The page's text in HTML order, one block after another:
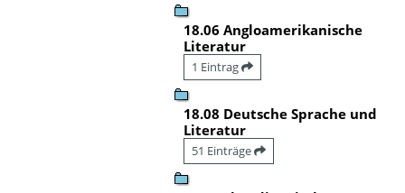
18.06 Angloamerikanische
Literatur
1 Eintrag
18.08 Deutsche Sprache und
Literatur
51 Einträge